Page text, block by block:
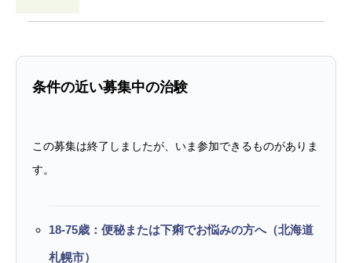
条件の近い募集中の治験
この募集は終了しましたが、いま参加できるものがありま
す。
18-75歳：便秘または下痢でお悩みの方へ（北海道
札幌市）